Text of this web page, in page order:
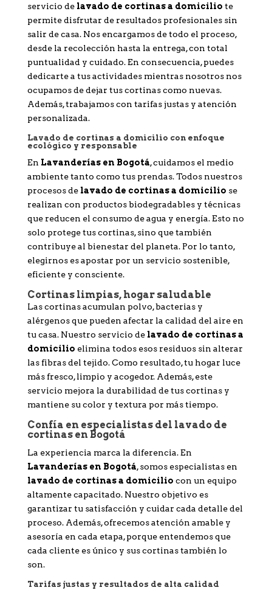
servicio de lavado de cortinas a domicilio te
permite disfrutar de resultados profesionales sin
salir de casa. Nos encargamos de todo el proceso,
desde la recolección hasta la entrega, con total
puntualidad y cuidado. En consecuencia, puedes
dedicarte a tus actividades mientras nosotros nos
ocupamos de dejar tus cortinas como nuevas.
Además, trabajamos con tarifas justas y atención
personalizada.
Lavado de cortinas a domicilio con enfoque
ecológico y responsable
En Lavanderías en Bogotá, cuidamos el medio
ambiente tanto como tus prendas. Todos nuestros
procesos de lavado de cortinas a domicilio se
realizan con productos biodegradables y técnicas
que reducen el consumo de agua y energía. Esto no
solo protege tus cortinas, sino que también
contribuye al bienestar del planeta. Por lo tanto,
elegirnos es apostar por un servicio sostenible,
eficiente y consciente.
Cortinas limpias, hogar saludable
Las cortinas acumulan polvo, bacterias y
alérgenos que pueden afectar la calidad del aire en
tu casa. Nuestro servicio de lavado de cortinas a
domicilio elimina todos esos residuos sin alterar
las fibras del tejido. Como resultado, tu hogar luce
más fresco, limpio y acogedor. Además, este
servicio mejora la durabilidad de tus cortinas y
mantiene su color y textura por más tiempo.
Confía en especialistas del lavado de
cortinas en Bogotá
La experiencia marca la diferencia. En
Lavanderías en Bogotá, somos especialistas en
lavado de cortinas a domicilio con un equipo
altamente capacitado. Nuestro objetivo es
garantizar tu satisfacción y cuidar cada detalle del
proceso. Además, ofrecemos atención amable y
asesoría en cada etapa, porque entendemos que
cada cliente es único y sus cortinas también lo
son.
Tarifas justas y resultados de alta calidad